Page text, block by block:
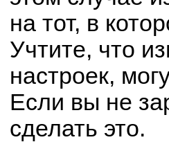
на тот, в
Учтите, что
настроек,
Если вы не
сделать это.